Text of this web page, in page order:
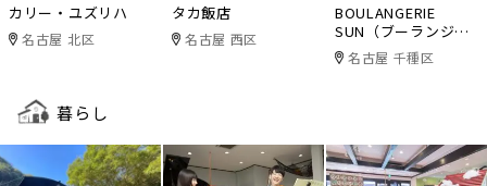
カリー・ユズリハ
名古屋 北区
タカ飯店
名古屋 西区
BOULANGERIE
SUN（ブーランジェ
リー・サン）
名古屋 千種区
暮らし